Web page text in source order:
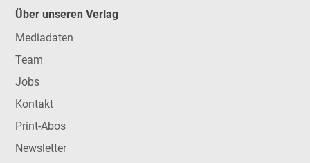
Über unseren Verlag
Mediadaten
Team
Jobs
Kontakt
Print-Abos
Newsletter